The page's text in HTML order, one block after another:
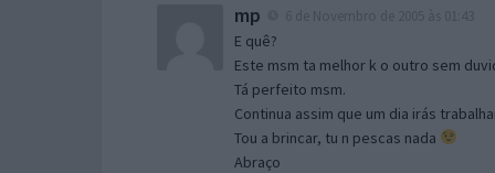
mp
E quê?
Este msm ta melhor k o outro sem
Tá perfeito msm.
Continua assim que um dia irás
Tou a brincar, tu n pescas nada
Abraço